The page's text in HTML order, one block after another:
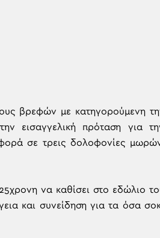
βρεφών με κατηγορούμενη
εισαγγελική πρόταση για
σε τρεις δολοφονίες
να καθίσει στο εδώλιο
και συνείδηση για τα όσα